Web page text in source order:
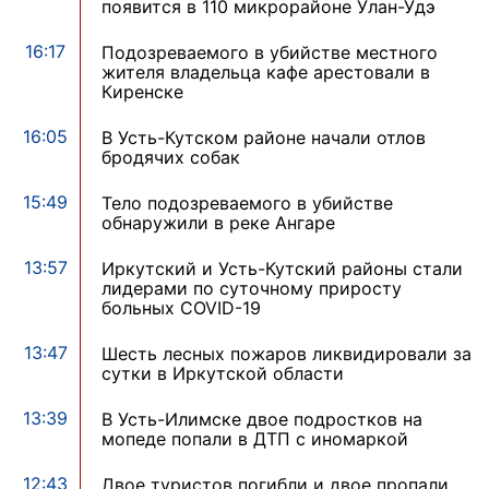
появится в 110 микрорайоне Улан-Удэ
16:17
Подозреваемого в убийстве местного
жителя владельца кафе арестовали в
Киренске
16:05
В Усть-Кутском районе начали отлов
бродячих собак
15:49
Тело подозреваемого в убийстве
обнаружили в реке Ангаре
13:57
Иркутский и Усть-Кутский районы стали
лидерами по суточному приросту
больных COVID-19
13:47
Шесть лесных пожаров ликвидировали за
сутки в Иркутской области
13:39
В Усть-Илимске двое подростков на
мопеде попали в ДТП с иномаркой
12:43